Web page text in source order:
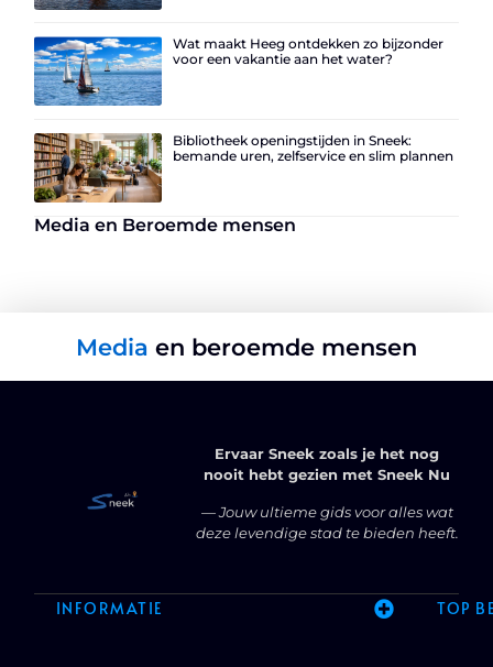
Wat maakt Heeg ontdekken zo bijzonder
voor een vakantie aan het water?
Bibliotheek openingstijden in Sneek:
bemande uren, zelfservice en slim plannen
Media en Beroemde mensen
Media en beroemde mensen
Ervaar Sneek zoals je het nog
nooit hebt gezien met Sneek Nu
— Jouw ultieme gids voor alles wat
deze levendige stad te bieden heeft.
INFORMATIE TOP